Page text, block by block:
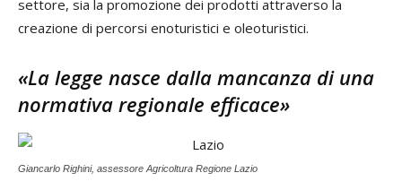
settore, sia la promozione dei prodotti attraverso la
creazione di percorsi enoturistici e oleoturistici.
«La legge nasce dalla mancanza di una
normativa regionale efficace»
Giancarlo Righini, assessore Agricoltura Regione Lazio